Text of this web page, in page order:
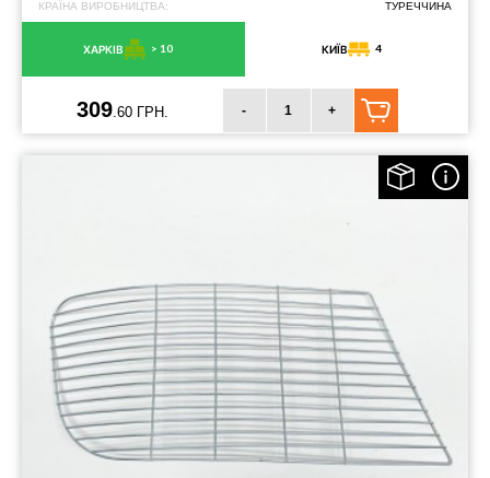
КРАЇНА ВИРОБНИЦТВА: ТУРЕЧЧИНА
ХАРКІВ > 10 КИЇВ 4
309.60 ГРН. - +